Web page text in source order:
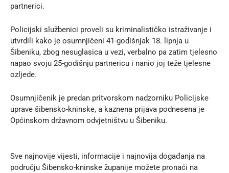
partnerici.
Policijski službenici proveli su kriminalističko istraživanje i
utvrdili kako je osumnjičeni 41-godišnjak 18. lipnja u
Šibeniku, zbog nesuglasica u vezi, verbalno pa zatim tjelesno
napao svoju 25-godišnju partnericu i nanio joj teže tjelesne
ozljede.
Osumnjičenik je predan pritvorskom nadzorniku Policijske
uprave šibensko-kninske, a kaznena prijava podnesena je
Općinskom državnom odvjetništvu u Šibeniku.
Sve najnovije vijesti, informacije i najnovija događanja na
području Šibensko-kninske županije možete pronaći na